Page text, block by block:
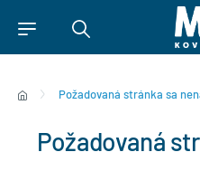
Požadovaná stránka sa
Požadovaná